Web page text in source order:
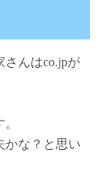
さんはco.jpが
かな？と思い